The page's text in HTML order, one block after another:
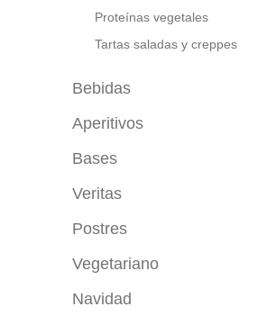
Verduras
Legumbres
Proteínas vegetales
Tartas saladas y creppes
Bebidas
Con alcohol
Aperitivos
De cuchara
De brocheta
De vaso
Bases
Salsas saladas
Veritas
Entrantes veritas
Ensaladas veritas
Postres
Pasteles, tartas y cupcakes
Postres en vaso
Vegetariano
Varios vegetarianos
Navidad